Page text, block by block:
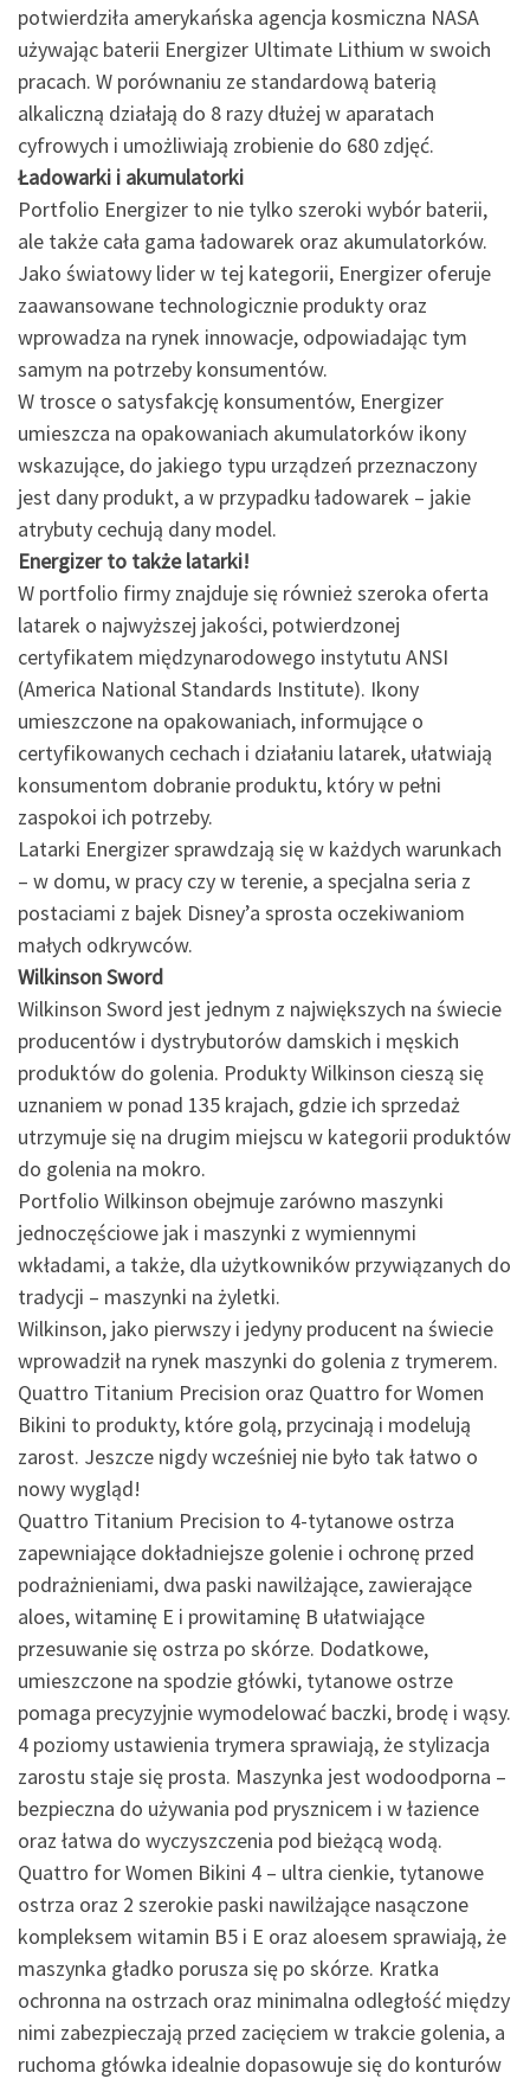
potwierdziła amerykańska agencja kosmiczna NASA
używając baterii Energizer Ultimate Lithium w swoich
pracach. W porównaniu ze standardową baterią
alkaliczną działają do 8 razy dłużej w aparatach
cyfrowych i umożliwiają zrobienie do 680 zdjęć.
Ładowarki i akumulatorki
Portfolio Energizer to nie tylko szeroki wybór baterii,
ale także cała gama ładowarek oraz akumulatorków.
Jako światowy lider w tej kategorii, Energizer oferuje
zaawansowane technologicznie produkty oraz
wprowadza na rynek innowacje, odpowiadając tym
samym na potrzeby konsumentów.
W trosce o satysfakcję konsumentów, Energizer
umieszcza na opakowaniach akumulatorków ikony
wskazujące, do jakiego typu urządzeń przeznaczony
jest dany produkt, a w przypadku ładowarek – jakie
atrybuty cechują dany model.
Energizer to także latarki!
W portfolio firmy znajduje się również szeroka oferta
latarek o najwyższej jakości, potwierdzonej
certyfikatem międzynarodowego instytutu ANSI
(America National Standards Institute). Ikony
umieszczone na opakowaniach, informujące o
certyfikowanych cechach i działaniu latarek, ułatwiają
konsumentom dobranie produktu, który w pełni
zaspokoi ich potrzeby.
Latarki Energizer sprawdzają się w każdych warunkach
– w domu, w pracy czy w terenie, a specjalna seria z
postaciami z bajek Disney’a sprosta oczekiwaniom
małych odkrywców.
Wilkinson Sword
Wilkinson Sword jest jednym z największych na świecie
producentów i dystrybutorów damskich i męskich
produktów do golenia. Produkty Wilkinson cieszą się
uznaniem w ponad 135 krajach, gdzie ich sprzedaż
utrzymuje się na drugim miejscu w kategorii produktów
do golenia na mokro.
Portfolio Wilkinson obejmuje zarówno maszynki
jednoczęściowe jak i maszynki z wymiennymi
wkładami, a także, dla użytkowników przywiązanych do
tradycji – maszynki na żyletki.
Wilkinson, jako pierwszy i jedyny producent na świecie
wprowadził na rynek maszynki do golenia z trymerem.
Quattro Titanium Precision oraz Quattro for Women
Bikini to produkty, które golą, przycinają i modelują
zarost. Jeszcze nigdy wcześniej nie było tak łatwo o
nowy wygląd!
Quattro Titanium Precision to 4-tytanowe ostrza
zapewniające dokładniejsze golenie i ochronę przed
podrażnieniami, dwa paski nawilżające, zawierające
aloes, witaminę E i prowitaminę B ułatwiające
przesuwanie się ostrza po skórze. Dodatkowe,
umieszczone na spodzie główki, tytanowe ostrze
pomaga precyzyjnie wymodelować baczki, brodę i wąsy.
4 poziomy ustawienia trymera sprawiają, że stylizacja
zarostu staje się prosta. Maszynka jest wodoodporna –
bezpieczna do używania pod prysznicem i w łazience
oraz łatwa do wyczyszczenia pod bieżącą wodą.
Quattro for Women Bikini 4 – ultra cienkie, tytanowe
ostrza oraz 2 szerokie paski nawilżające nasączone
kompleksem witamin B5 i E oraz aloesem sprawiają, że
maszynka gładko porusza się po skórze. Kratka
ochronna na ostrzach oraz minimalna odległość między
nimi zabezpieczają przed zacięciem w trakcie golenia, a
ruchoma główka idealnie dopasowuje się do konturów